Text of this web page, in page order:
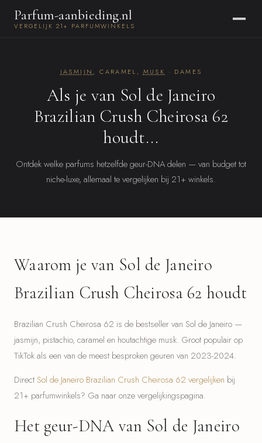
Parfum-aanbieding.nl
VERGELIJK 21+ PARFUMWINKELS
JASMIJN , CARAMEL, MUSK · DAMES
Als je van Sol de Janeiro
Brazilian Crush Cheirosa 62
houdt...
Ontdek welke parfums hetzelfde geur-DNA delen — van budget tot
niche-luxe, allemaal te vergelijken bij 21+ winkels.
Waarom je van Sol de Janeiro
Brazilian Crush Cheirosa 62 houdt
Brazilian Crush Cheirosa 62 is de bestseller van Sol de Janeiro —
jasmijn, pistachio, caramel en houtachtige musk. Groot populair op
TikTok als een van de meest besproken geuren van 2023-2024.
DirectSol de Janeiro Brazilian Crush Cheirosa 62 vergelijken bij
21+ parfumwinkels? Ga naar onze vergelijkingspagina.
Het geur-DNA van Sol de Janeiro